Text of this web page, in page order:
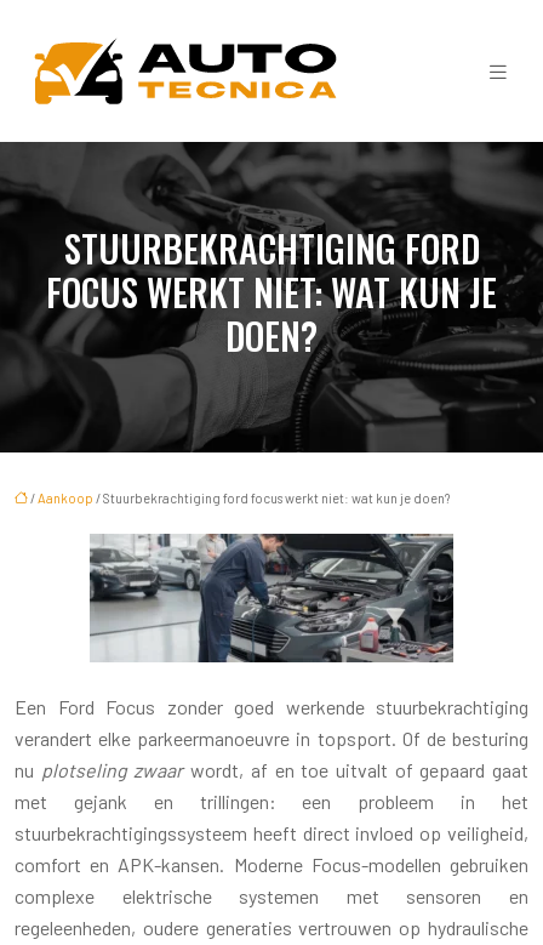
STUURBEKRACHTIGING FORD
FOCUS WERKT NIET: WAT KUN JE
DOEN?
/Aankoop / Stuurbekrachtiging ford focus werkt niet: wat kun je doen?
Een Ford Focus zonder goed werkende stuurbekrachtiging
verandert elke parkeermanoeuvre in topsport. Of de besturing
nu plotseling zwaarwordt, af en toe uitvalt of gepaard gaat
met gejank en trillingen: een probleem in het
stuurbekrachtigingssysteem heeft direct invloed op veiligheid,
comfort en APK-kansen. Moderne Focus-modellen gebruiken
complexe elektrische systemen met sensoren en
regeleenheden, oudere generaties vertrouwen op hydraulische